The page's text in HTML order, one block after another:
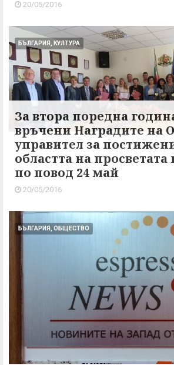
20/05/2016
БЪЛГАРИЯ, КУЛТУРА
За втора поредна
връчени Наградите на
управител за
областта на просветата
по повод 24 май
20/05/2016
БЪЛГАРИЯ, ОБЩЕСТВО